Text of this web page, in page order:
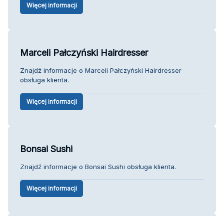
Więcej informacji
Marceli Pałczyński Hairdresser
Znajdź informacje o Marceli Pałczyński Hairdresser
obsługa klienta.
Więcej informacji
Bonsai Sushi
Znajdź informacje o Bonsai Sushi obsługa klienta.
Więcej informacji